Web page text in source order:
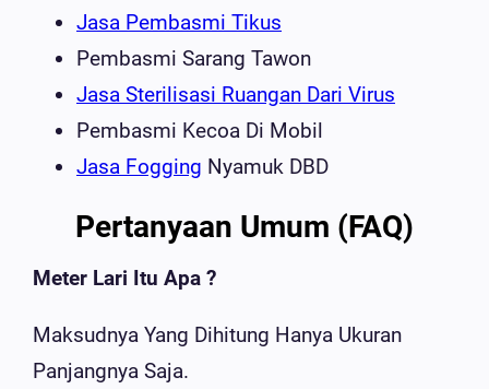
Jasa Pembasmi Tikus
Pembasmi Sarang Tawon
Jasa Sterilisasi Ruangan Dari Virus
Pembasmi Kecoa Di Mobil
Jasa Fogging Nyamuk DBD
Pertanyaan Umum (FAQ)
Meter Lari Itu Apa ?
Maksudnya Yang Dihitung Hanya Ukuran
Panjangnya Saja.